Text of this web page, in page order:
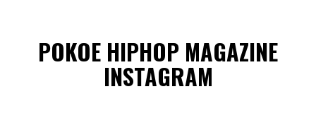
POKOE HIPHOP MAGAZINE
INSTAGRAM